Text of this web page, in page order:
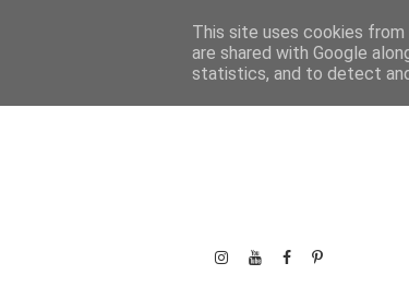
This site uses cookies
are shared with Google
statistics, and to detect